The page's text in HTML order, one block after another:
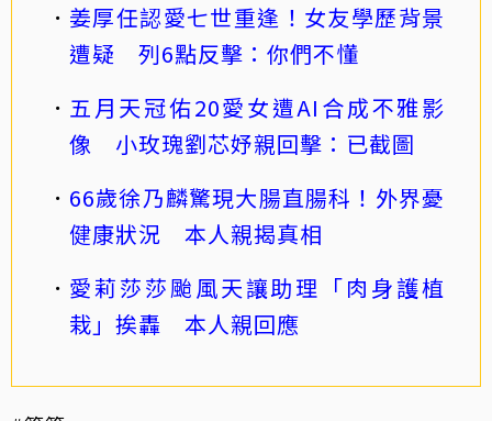
姜厚任認愛七世重逢！女友學歷背景
遭疑 列6點反擊：你們不懂
五月天冠佑20愛女遭AI合成不雅影
像 小玫瑰劉芯妤親回擊：已截圖
66歲徐乃麟驚現大腸直腸科！外界憂
健康狀況 本人親揭真相
愛莉莎莎颱風天讓助理「肉身護植
栽」挨轟 本人親回應